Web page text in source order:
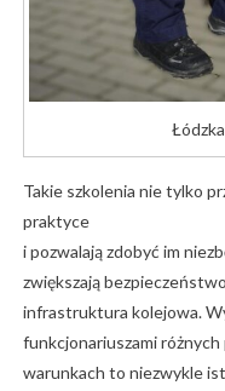
Takie szkolenia nie tylko
praktyce
i pozwalają zdobyć im
zwiększają
infrastruktura kolejowa.
funkcjonariuszami
warunkach to niezwykle